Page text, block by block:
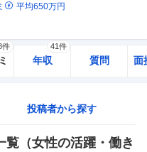
平均650万円
件
年収
41件
質問 面
投稿者から探す
覧 （女性の活躍・働き